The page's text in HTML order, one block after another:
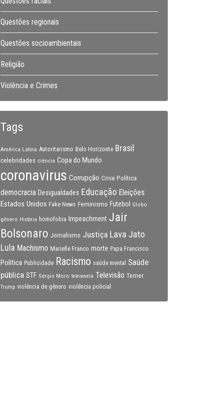
Questões regionais
Questões socioambientais
Religião
Violência e Crimes
Tags
América Latina Autoritarismo Belo Horizonte Brasil
celebridades ciência Copa do Mundo
coronavirus Corrupção Crise Política
democracia Desigualdades Educação Eleições
Estados Unidos Fake News Feminismo Futebol Globo
gênero História homofobia Impeachment Jair
Bolsonaro Jornalismo Justiça Lava Jato
Lula Machismo Marielle Franco morte Papa Francisco
Política Publicidade Racismo saúde mental
Saúde
pública STF Sérgio Moro telenovela Televisão Temer
Trump violência de gênero violência policial